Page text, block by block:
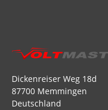
Dickenreiser Weg 18d
87700 Memmingen
Deutschland